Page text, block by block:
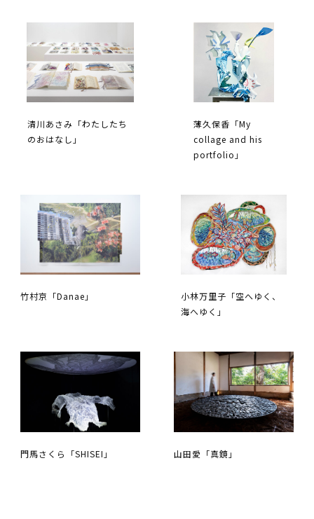
清川あさみ「わたしたち
のおはなし」
薄久保香「My
collage and his
portfolio」
竹村京「Danae」
小林万里子「空へゆく、
海へゆく」
門馬さくら「SHISEI」 山田愛「真鏡」